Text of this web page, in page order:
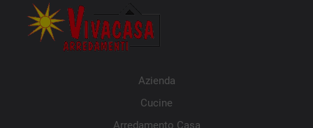
Azienda
Cucine
Arredamento Casa